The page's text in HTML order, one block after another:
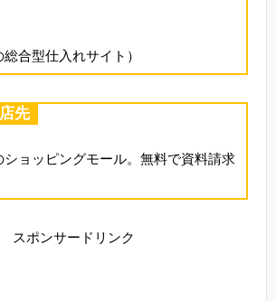
総合型仕入れサイト）
先
ショッピングモール。無料で資料請求
スポンサードリンク